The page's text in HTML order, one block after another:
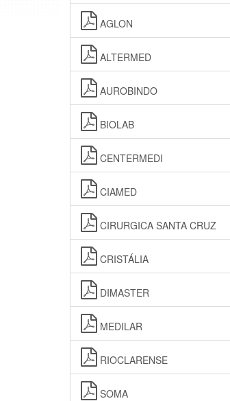
AGLON
ALTERMED
AUROBINDO
BIOLAB
CENTERMEDI
CIAMED
CIRURGICA SANTA CRUZ
CRISTÁLIA
DIMASTER
MEDILAR
RIOCLARENSE
SOMA